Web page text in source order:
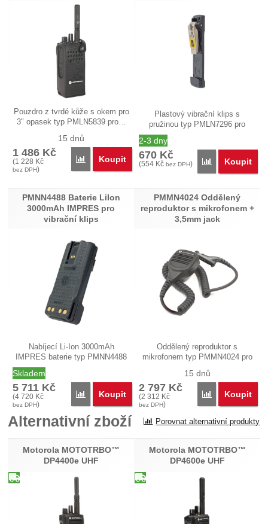
Pouzdro z tvrdé kůže s okem pro
3" opasek typ PMLN5839 pro…
15 dnů
1 486 Kč
(1 228 Kč
bez DPH)
Porovnat
Koupit
Plastový vibrační klips s
pružinou typ PMLN7296 pro
2-3 dny
670 Kč
(554 Kč bez DPH) Porovnat
Koupit
PMNN4488 Baterie LiIon
3000mAh IMPRES pro
vibrační klips
Nabíjecí Li-Ion 3000mAh
IMPRES baterie typ PMNN4488
Skladem
5 711 Kč
(4 720 Kč
bez DPH)
Porovnat
Koupit
PMMN4024 Oddělený
reproduktor s mikrofonem +
3,5mm jack
Oddělený reproduktor s
mikrofonem typ PMMN4024 pro
15 dnů
2 797 Kč
(2 312 Kč
bez DPH)
Porovnat
Koupit
Alternativní zboží Porovnat alternativní produkty
Motorola MOTOTRBO™
DP4400e UHF
Motorola MOTOTRBO™
DP4600e UHF